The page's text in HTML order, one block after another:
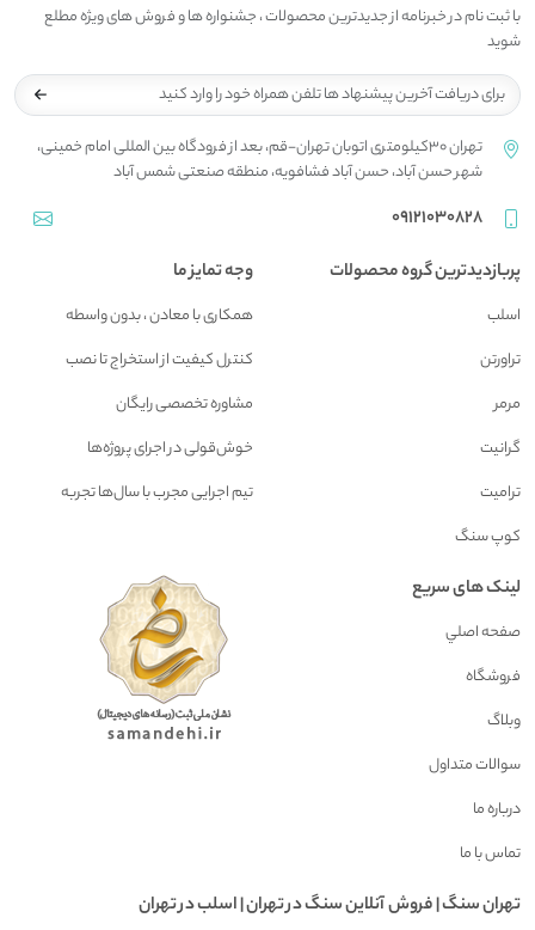
با ثبت نام در خبرنامه از جدیدترین محصولات ، جشنواره ها و فروش های ویژه مطلع
شوید
تهران 30کیلومتری اتوبان تهران-قم، بعد از فرودگاه بین المللی امام خمینی،
شهر حسن آباد، حسن آباد فشافویه، منطقه صنعتی شمس آباد
09121030828
پربازدیدترین گروه محصولات
اسلب
تراورتن
مرمر
گرانیت
ترامیت
کوپ سنگ
وجه تمایز ما
همکاری با معادن ، بدون واسطه
کنترل کیفیت از استخراج تا نصب
مشاوره تخصصی رایگان
خوش‌قولی در اجرای پروژه‌ها
تیم اجرایی مجرب با سال‌ها تجربه
لینک های سریع
صفحه اصلي
فروشگاه
وبلاگ
سوالات متداول
درباره ما
تماس با ما
تهران سنگ | فروش آنلاين سنگ در تهران | اسلب در تهران